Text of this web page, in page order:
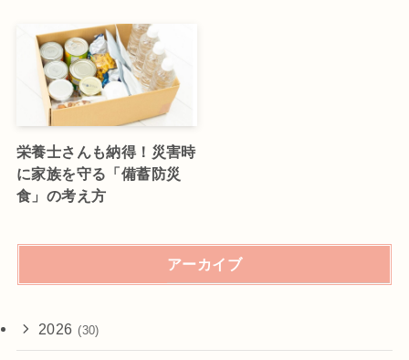
栄養士さんも納得！災害時
に家族を守る「備蓄防災
食」の考え方
アーカイブ
2026 (30)